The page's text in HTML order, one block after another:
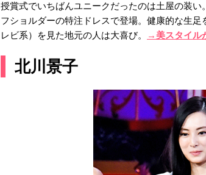
授賞式でいちばんユニークだったのは土屋の装
フショルダーの特注ドレスで登場。健康的な生
レビ系）を見た地元の人は大喜び。
→美スタイル
北川景子